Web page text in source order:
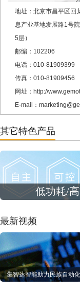
地址：北京市昌平区回
息产业基地发展路1号
5层）
邮编：102206
电话：010-81909399
传真：010-81909456
网址：http://
E-mail：
其它特色产品
低功耗/
最新视频
集智达智能助力民族自动